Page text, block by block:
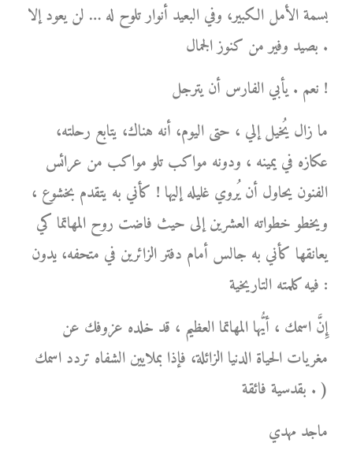
بسمة الأمل الكبير، وفي البعيد أنوار تلوح له … لن يعود إلا
بصيد وفير من كنوز الجمال .
نعم . يأبي الفارس أن يترجل !
ما زال يُخيل إلي ، حتى اليوم، أنه هناك، يتابع رحلته،
عكازه في يمينه ، ودونه مواكب تلو مواكب من عرائس
الفنون يحاول أن يُروي غليله إليها ! كأني به يتقدم بخشوع ،
ويخطو خطواته العشرين إلى حيث فاضت روح المهاتما كي
يعانقها كأني به جالس أمام دفتر الزائرين في متحفه، يدون
فيه كلمته التاريخية :
إِنَّ اسمك ، أيُّها المهاتما العظيم ، قد خلده عزوفك عن
مغريات الحياة الدنيا الزائلة، فإذا بملايين الشفاه تردد اسمك
بقدسية فائقة . )
ماجد مهدي